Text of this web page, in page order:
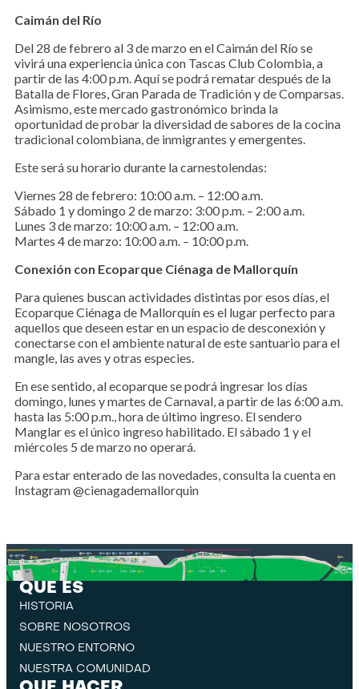
Caimán del Río
Del 28 de febrero al 3 de marzo en el Caimán del Río se
vivirá una experiencia única con Tascas Club Colombia, a
partir de las 4:00 p.m. Aquí se podrá rematar después de la
Batalla de Flores, Gran Parada de Tradición y de Comparsas.
Asimismo, este mercado gastronómico brinda la
oportunidad de probar la diversidad de sabores de la cocina
tradicional colombiana, de inmigrantes y emergentes.
Este será su horario durante la carnestolendas:
Viernes 28 de febrero: 10:00 a.m. – 12:00 a.m.
Sábado 1 y domingo 2 de marzo: 3:00 p.m. – 2:00 a.m.
Lunes 3 de marzo: 10:00 a.m. – 12:00 a.m.
Martes 4 de marzo: 10:00 a.m. – 10:00 p.m.
Conexión con Ecoparque Ciénaga de Mallorquín
Para quienes buscan actividades distintas por esos días, el
Ecoparque Ciénaga de Mallorquín es el lugar perfecto para
aquellos que deseen estar en un espacio de desconexión y
conectarse con el ambiente natural de este santuario para el
mangle, las aves y otras especies.
En ese sentido, al ecoparque se podrá ingresar los días
domingo, lunes y martes de Carnaval, a partir de las 6:00 a.m.
hasta las 5:00 p.m., hora de último ingreso. El sendero
Manglar es el único ingreso habilitado. El sábado 1 y el
miércoles 5 de marzo no operará.
Para estar enterado de las novedades, consulta la cuenta en
Instagram @cienagademallorquin
QUE ES
HISTORIA
SOBRE NOSOTROS
NUESTRO ENTORNO
NUESTRA COMUNIDAD